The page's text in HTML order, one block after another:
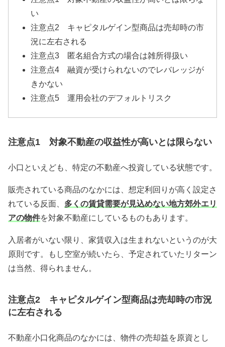
い
注意点2 キャピタルゲイン型商品は売却時の市
況に左右される
注意点3 匿名組合方式の場合は雑所得扱い
注意点4 融資が受けられないのでレバレッジが
きかない
注意点5 運用会社のデフォルトリスク
注意点1 対象不動産の収益性が高いとは限らない
小口といえども、特定の不動産へ投資している状態です。
販売されている商品のなかには、想定利回りが高く設定さ
れている反面、 多くの賃貸需要が見込めない地方郊外エリ
アの物件を対象不動産にしているものもあります。
入居者がいない限り、家賃収入は生まれないというのが大
原則です。もし空室が続いたら、予定されていたリターン
は当然、得られません。
注意点2 キャピタルゲイン型商品は売却時の市況
に左右される
不動産小口化商品のなかには、物件の売却益を原資とし